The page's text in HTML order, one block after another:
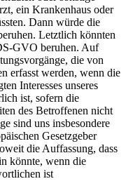
ein Krankenhaus oder
Dann würde die
Letztlich könnten
GVO beruhen. Auf
die von
erfasst werden, wenn die
Interesses unseres
ist, sofern die
des Betroffenen nicht
sind uns insbesondere
Gesetzgeber
die Auffassung, dass
könnte, wenn die
ist